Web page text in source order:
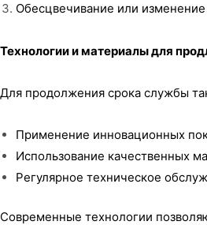
Обесцвечивание или изменение
Технологии и материалы для
Для продолжения срока службы
Применение инновационных
Использование качественных
Регулярное техническое
Современные технологии